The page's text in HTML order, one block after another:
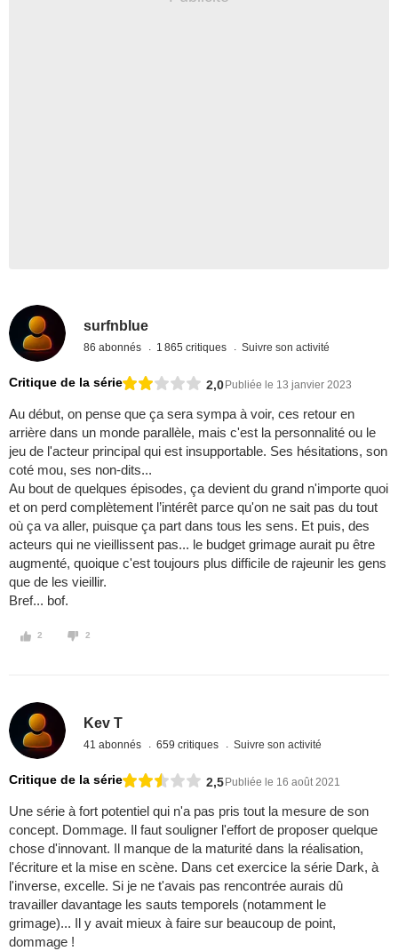
surfnblue
86 abonnés 1 865 critiques Suivre son activité
Critique de la série 2,0Publiée le 13 janvier 2023
Au début, on pense que ça sera sympa à voir, ces retour en
arrière dans un monde parallèle, mais c'est la personnalité ou le
jeu de l'acteur principal qui est insupportable. Ses hésitations, son
coté mou, ses non-dits...
Au bout de quelques épisodes, ça devient du grand n'importe quoi
et on perd complètement l’intérêt parce qu'on ne sait pas du tout
où ça va aller, puisque ça part dans tous les sens. Et puis, des
acteurs qui ne vieillissent pas... le budget grimage aurait pu être
augmenté, quoique c'est toujours plus difficile de rajeunir les gens
que de les vieillir.
Bref... bof.
2 2
Kev T
41 abonnés 659 critiques Suivre son activité
Critique de la série 2,5Publiée le 16 août 2021
Une série à fort potentiel qui n'a pas pris tout la mesure de son
concept. Dommage. Il faut souligner l'effort de proposer quelque
chose d'innovant. Il manque de la maturité dans la réalisation,
l'écriture et la mise en scène. Dans cet exercice la série Dark, à
l'inverse, excelle. Si je ne t'avais pas rencontrée aurais dû
travailler davantage les sauts temporels (notamment le
grimage)... Il y avait mieux à faire sur beaucoup de point,
dommage !